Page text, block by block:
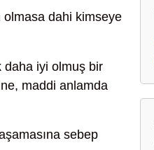
dahi kimseye
daha iyi olmuş bir
maddi anlamda
sebep